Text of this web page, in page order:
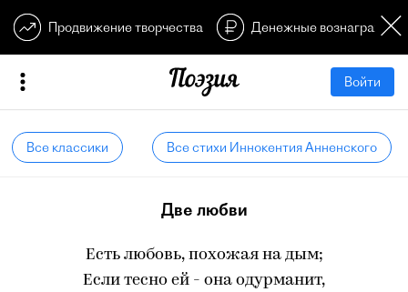
Продвижение творчества Денежные
Войти
Все классики Все стихи Иннокентия Анненского
Две любви
Есть любовь, похожая на дым;
Если тесно ей - она одурманит,